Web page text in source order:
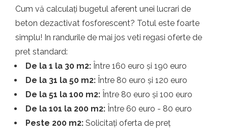
Cum vă calculați bugetul aferent unei lucrari de
beton dezactivat fosforescent? Totul este foarte
simplu! In randurile de mai jos veti regasi oferte de
pret standard:
De la 1 la 30 m2: Între 160 euro și 190 euro
De la 31 la 50 m2: Între 80 euro și 120 euro
De la 51 la 100 m2: Între 80 euro și 100 euro
De la 101 la 200 m2: Între 60 euro - 80 euro
Peste 200 m2: Solicitați oferta de preț